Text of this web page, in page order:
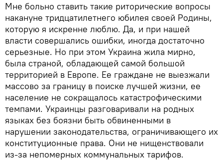
Мне больно ставить такие риторические вопросы
накануне тридцатилетнего юбилея своей Родины,
которую я искренне люблю. Да, и при нашей
власти совершались ошибки, иногда достаточно
серьезные. Но при этом Украина жила мирно,
была страной, обладающей самой большой
территорией в Европе. Ее граждане не выезжали
массово за границу в поиске лучшей жизни, ее
население не сокращалось катастрофическими
темпами. Украинцы разговаривали на родных
языках без боязни быть обвиненными в
нарушении законодательства, ограничивающего их
конституционные права. Они не нищенствовали
из-за непомерных коммунальных тарифов.